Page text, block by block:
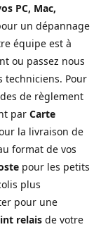
PC, Mac,
un dépannage
équipe est à
ou passez nous
techniciens. Pour
de règlement
par Carte
la livraison de
format de vos
pour les petits
plus
pour une
relais de votre